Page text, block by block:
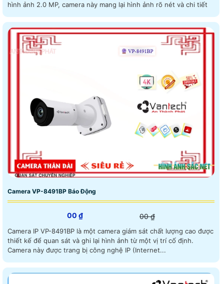
hình ảnh 2.0 MP, camera này mang lại hình ảnh rõ nét và chi tiết
Camera VP-8491BP Báo Động
00 ₫ 00 ₫
Camera IP VP-8491BP là một camera giám sát chất lượng cao được
thiết kế để quan sát và ghi lại hình ảnh từ một vị trí cố định.
Camera này được trang bị công nghệ IP (Internet...